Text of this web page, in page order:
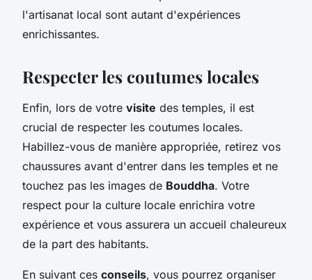
l'artisanat local sont autant d'expériences
enrichissantes.
Respecter les coutumes locales
Enfin, lors de votre visite des temples, il est
crucial de respecter les coutumes locales.
Habillez-vous de manière appropriée, retirez vos
chaussures avant d'entrer dans les temples et ne
touchez pas les images de Bouddha. Votre
respect pour la culture locale enrichira votre
expérience et vous assurera un accueil chaleureux
de la part des habitants.
En suivant ces conseils, vous pourrez organiser